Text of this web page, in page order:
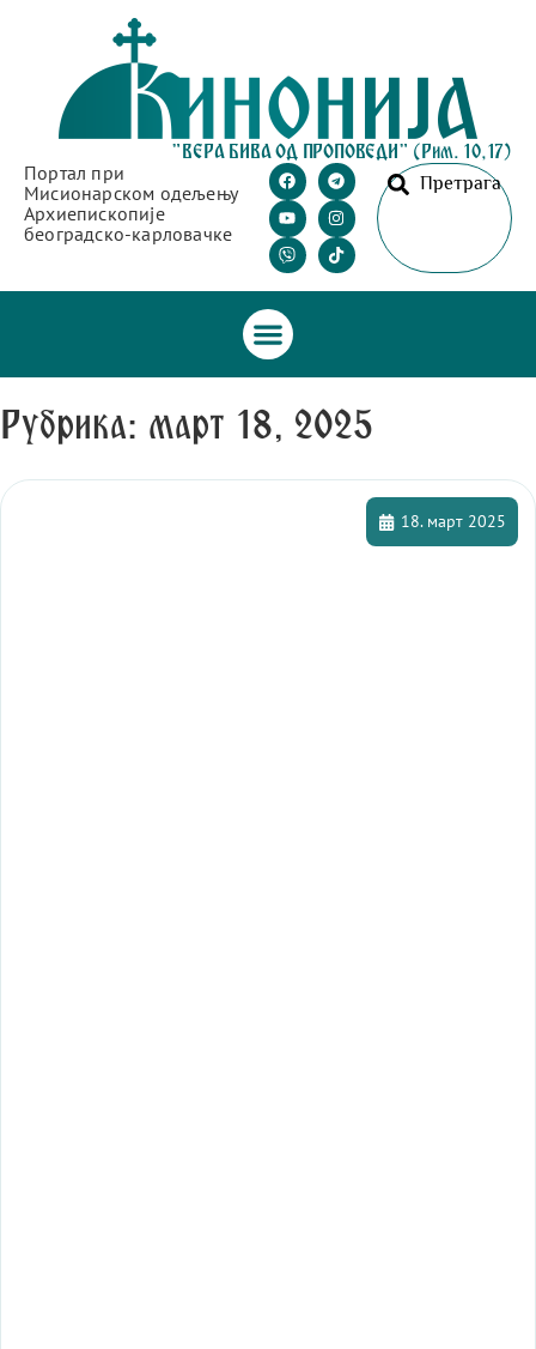
"ВЕРА БИВА ОД ПРОПОВЕДИ" (Рим. 10,17)
Портал при
Мисионарском одељењу
Архиепископије
београдско-карловачке
Претрага
Рубрика: март 18, 2025
18. март 2025